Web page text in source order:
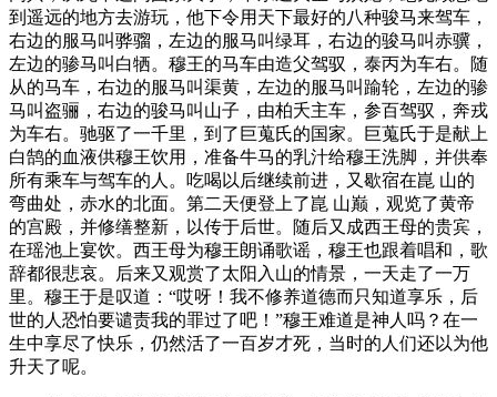
到遥远的地方去游玩，他下令用天下最好的八种骏马来驾车，
右边的服马叫骅骝，左边的服马叫绿耳，右边的骏马叫赤骥，
左边的骖马叫白牺。穆王的马车由造父驾驭，泰丙为车右。随
从的马车，右边的服马叫渠黄，左边的服马叫踰轮，左边的骖
马叫盗骊，右边的骏马叫山子，由柏夭主车，参百驾驭，奔戎
为车右。驰驱了一千里，到了巨蒐氏的国家。巨蒐氏于是献上
白鹄的血液供穆王饮用，准备牛马的乳汁给穆王洗脚，并供奉
所有乘车与驾车的人。吃喝以后继续前进，又歇宿在崑 山的
弯曲处，赤水的北面。第二天便登上了崑 山巅，观览了黄帝
的宫殿，并修缮整新，以传于后世。随后又成西王母的贵宾，
在瑶池上宴饮。西王母为穆王朗诵歌谣，穆王也跟着唱和，歌
辞都很悲哀。后来又观赏了太阳入山的情景，一天走了一万
里。穆王于是叹道：“哎呀！我不修养道德而只知道享乐，后
世的人恐怕要谴责我的罪过了吧！”穆王难道是神人吗？在一
生中享尽了快乐，仍然活了一百岁才死，当时的人们还以为他
升天了呢。